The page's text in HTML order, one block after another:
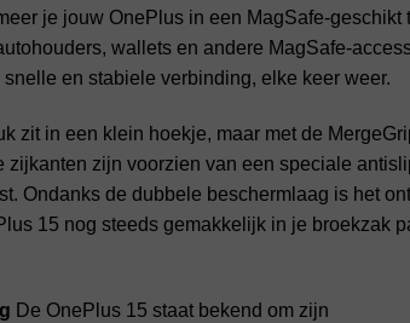
je jouw OnePlus in een MagSafe-geschikt
wallets en andere MagSafe-
en stabiele verbinding, elke keer weer.
zit in een klein hoekje, maar met de
zijkanten zijn voorzien van een speciale
Ondanks de dubbele beschermlaag is het
15 nog steeds gemakkelijk in je broekzak
De OnePlus 15 staat bekend om zijn